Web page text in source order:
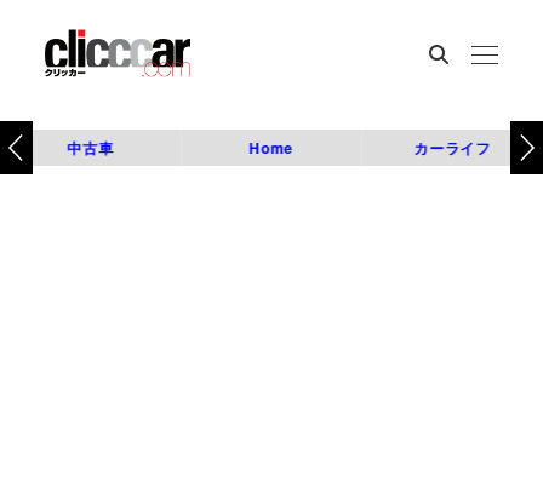
中古車 Home カーライフ